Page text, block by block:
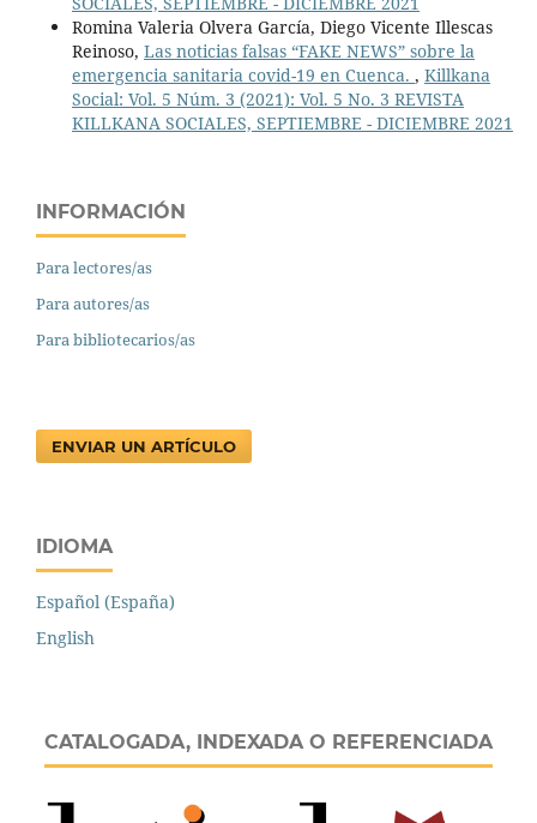
Romina Valeria Olvera García, Diego Vicente Illescas
Reinoso, Las noticias falsas “FAKE NEWS” sobre la
emergencia sanitaria covid-19 en Cuenca. , Killkana
Social: Vol. 5 Núm. 3 (2021): Vol. 5 No. 3 REVISTA
KILLKANA SOCIALES, SEPTIEMBRE - DICIEMBRE 2021
INFORMACIÓN
Para lectores/as
Para autores/as
Para bibliotecarios/as
ENVIAR UN ARTÍCULO
IDIOMA
Español (España)
English
CATALOGADA, INDEXADA O REFERENCIADA